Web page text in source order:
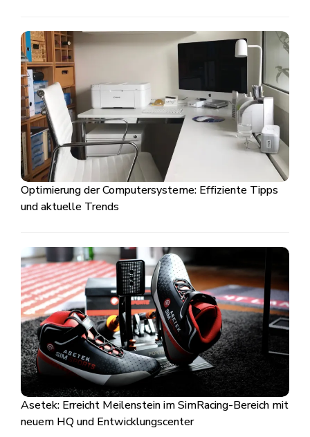
Optimierung der Computersysteme: Effiziente Tipps
und aktuelle Trends
Asetek: Erreicht Meilenstein im SimRacing-Bereich mit
neuem HQ und Entwicklungscenter